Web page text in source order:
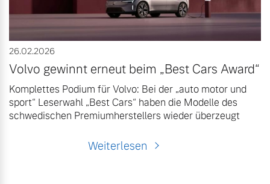
26.02.2026
Volvo gewinnt erneut beim „Best Cars Award“
Komplettes Podium für Volvo: Bei der „auto motor und
sport“ Leserwahl „Best Cars“ haben die Modelle des
schwedischen Premiumherstellers wieder überzeugt
Weiterlesen